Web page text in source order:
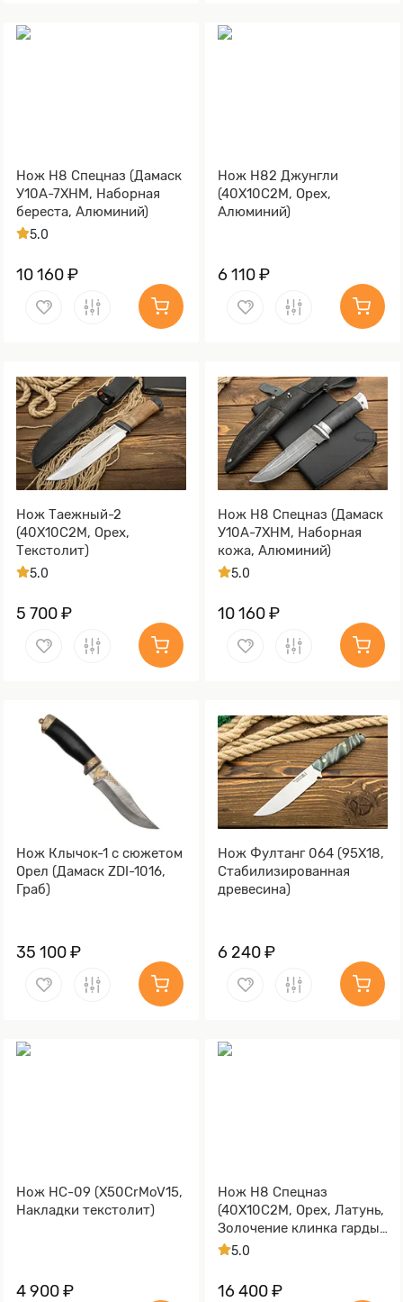
Нож Н8 Спецназ (Дамаск
У10А-7ХНМ, Наборная
береста, Алюминий)
5.0
10 160 ₽
Нож Н82 Джунгли
(40Х10С2М, Орех,
Алюминий)
6 110 ₽
Нож Таежный-2
(40Х10С2М, Орех,
Текстолит)
5.0
5 700 ₽
Нож Н8 Спецназ (Дамаск
У10А-7ХНМ, Наборная
кожа, Алюминий)
5.0
10 160 ₽
Нож Клычок-1 с сюжетом
Орел (Дамаск ZDI-1016,
Граб)
35 100 ₽
Нож Фултанг 064 (95Х18,
Стабилизированная
древесина)
6 240 ₽
Нож НС-09 (X50CrMoV15,
Накладки текстолит)
4 900 ₽
Нож Н8 Спецназ
(40Х10С2М, Орех, Латунь,
Золочение клинка гарды
и тыльника)
5.0
16 400 ₽